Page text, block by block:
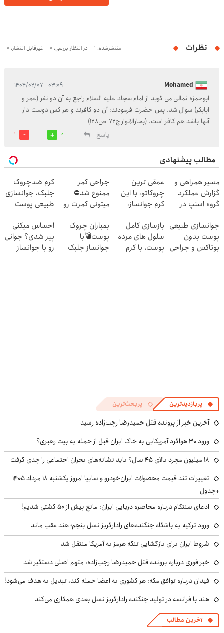
نظرات منتشرشده: 1 در انتظار بررسی: 0 غیرقابل انتشار: 0
Mohamed ۰۳:۰۹ - ۱۴۰۴/۰۲/۰۷
ابوحمزه ثمالی می گوید از امام سجاد علیه السلام راجع به آن دو نفر (عمر و
ابابکر) سوال شد. پس حضرت فرمودند: آن دو کافرند و هر کس دوست دار
آنها باشد هم کافر است. (بحارالانوار ج72 ص128)
پاسخ
0
1
مطالب پیشنهادی
مسیر همراهی و
گزارش عملکرد
گروه اسنپ در
عمقی ترین
چروکاتو، با این
کرم جوانساز،
تخفیف سفارش
فوری)
جراحی کمر
ممنوع شد⛔
میتونی کمرت رو
کنی! 👈🏻
پرسش‌نامه
کرم ضدچروک
جلبک، جوانسازی
طبیعی پوست
جوانسازی طبیعی
پوست بدون
بوتاکس و جراحی
بازسازی کامل
سلول های مرده
پوست، با کرم
بمباران چروک
پوست💣با
جوانساز جلبک
احساس میکنی
پیر شدی؟ جوانی
رو با جوانساز
پربازدیدترین پربحث‌ترین
آخرین خبر از پرونده قتل حمیدرضا رجب‌زاده رسید
ورود ۳۰ هواگرد آمریکایی به خاک ایران قبل از حمله به بیت رهبری؟
۱۸ میلیون مجرد بالای ۴۵ سال؟ باید نشانه‌های بحران اجتماعی را جدی گرفت
تغییرات تند قیمت محصولات ایران‌خودرو و سایپا امروز یکشنبه ۱۸ مرداد ۱۴۰۵
+جدول
ادعای سنتکام درباره محاصره دریایی ایران: مانع بیش از ۵۰ کشتی شدیم!
ورود ترکیه به باشگاه جنگنده‌های رادارگریز نسل پنجم؛ هند عقب ماند
شروط ایران برای بازگشایی تنگه هرمز به آمریکا منتقل شد
خبر فوری درباره پرونده قتل حمیدرضا رجب‌زاده: متهم اصلی دستگیر شد
فیدان درباره توافق مکه: هر کشوری به اعضا حمله کند، تبدیل به هدف می‌شود!
هند با فرانسه در تولید جنگنده رادارگریز نسل بعدی همکاری می‌کند
آخرین مطالب